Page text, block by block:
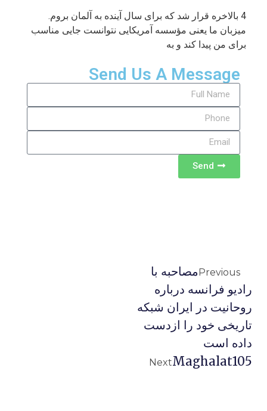
4 بالاخره قرار شد که برای سال آینده به آلمان بروم.
میزبان ما یعنی مؤسسه آمریکایی نتوانست جایی مناسب
برای من پیدا کند و به
Send Us A Message
Send
Previousمصاحبه با
راديو فرانسه درباره
روحانیت در ایران شبکه
تاریخی خود را ازدست
داده است
NextMaghalat105